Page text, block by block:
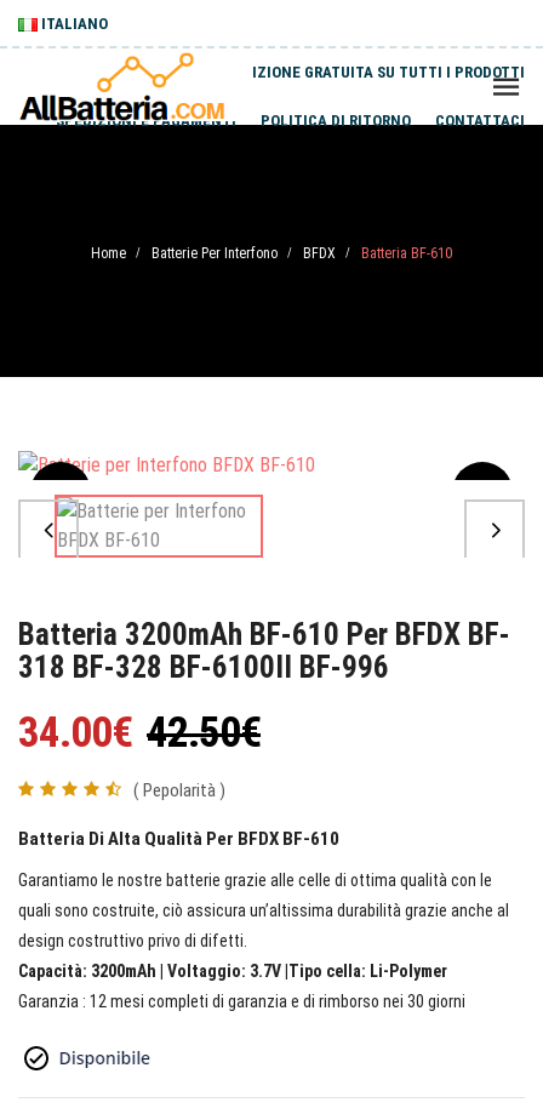
ITALIANO
SPEDIZIONE GRATUITA SU TUTTI I PRODOTTI
SPEDIZIONI E PAGAMENTI POLITICA DI RITORNO CONTATTACI
Home / Batterie Per Interfono / BFDX / Batteria BF-610
Sale
Batteria 3200mAh BF-610 Per BFDX BF-
318 BF-328 BF-6100II BF-996
34.00€ 42.50€
( Pepolarità )
Batteria Di Alta Qualità Per BFDX BF-610
Garantiamo le nostre batterie grazie alle celle di ottima qualità con le
quali sono costruite, ciò assicura un’altissima durabilità grazie anche al
design costruttivo privo di difetti.
Capacità: 3200mAh | Voltaggio: 3.7V |Tipo cella: Li-Polymer
Garanzia : 12 mesi completi di garanzia e di rimborso nei 30 giorni